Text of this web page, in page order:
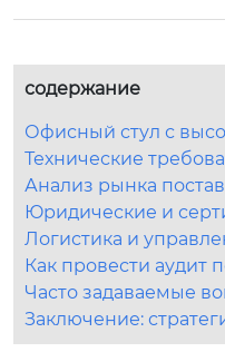
содержание
Офисный стул с
Технические
Анализ рынка
Юридические и
Логистика и
Как провести аудит
Часто задаваемые
Заключение: